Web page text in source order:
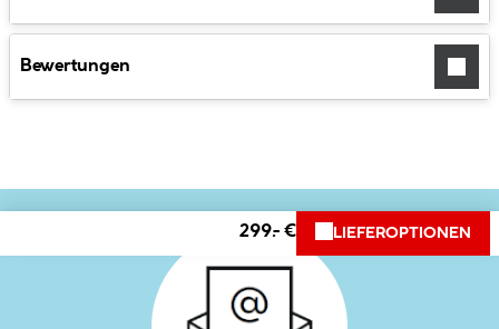
Bewertungen
299.- € LIEFEROPTIONEN